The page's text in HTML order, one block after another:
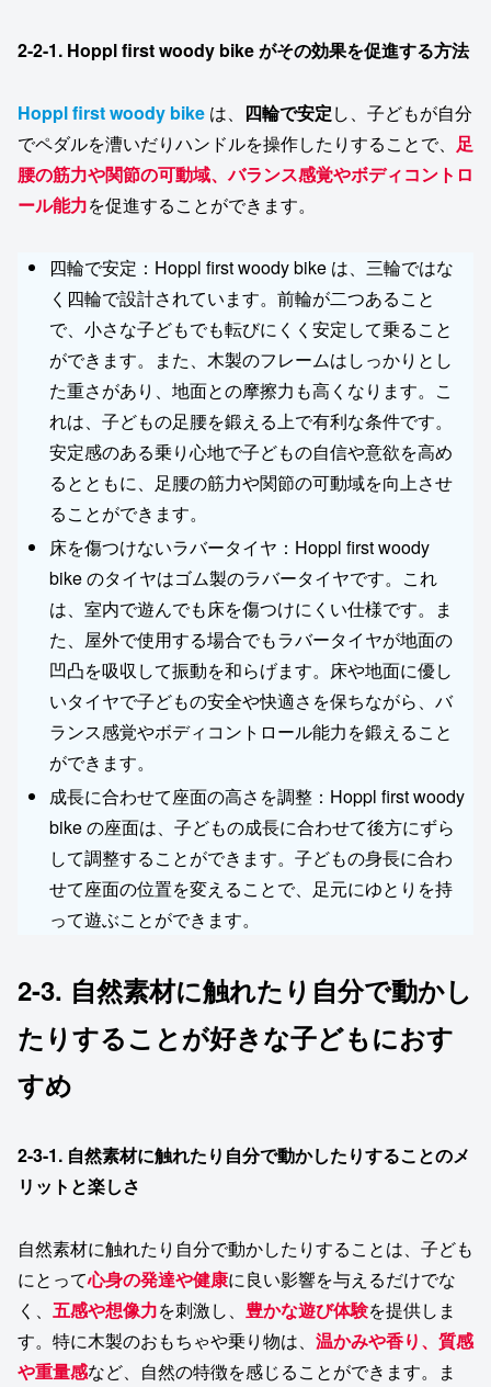
2-2-1. Hoppl first woody bikeがその効果を促進する方法
Hoppl first woody bike は、 四輪で安定し、子どもが自分
でペダルを漕いだりハンドルを操作したりすることで、 足
腰の筋力や関節の可動域、バランス感覚やボディコントロ
ール能力を促進することができます。
四輪で安定：Hoppl first woody bike は、三輪ではな
く四輪で設計されています。前輪が二つあること
で、小さな子どもでも転びにくく安定して乗ること
ができます。また、木製のフレームはしっかりとし
た重さがあり、地面との摩擦力も高くなります。こ
れは、子どもの足腰を鍛える上で有利な条件です。
安定感のある乗り心地で子どもの自信や意欲を高め
るとともに、足腰の筋力や関節の可動域を向上させ
ることができます。
床を傷つけないラバータイヤ：Hoppl first woody
bike のタイヤはゴム製のラバータイヤです。これ
は、室内で遊んでも床を傷つけにくい仕様です。ま
た、屋外で使用する場合でもラバータイヤが地面の
凹凸を吸収して振動を和らげます。床や地面に優し
いタイヤで子どもの安全や快適さを保ちながら、バ
ランス感覚やボディコントロール能力を鍛えること
ができます。
成長に合わせて座面の高さを調整：Hoppl first woody
bike の座面は、子どもの成長に合わせて後方にずら
して調整することができます。子どもの身長に合わ
せて座面の位置を変えることで、足元にゆとりを持
って遊ぶことができます。
2-3. 自然素材に触れたり自分で動かし
たりすることが好きな子どもにおす
すめ
2-3-1. 自然素材に触れたり自分で動かしたりすることのメ
リットと楽しさ
自然素材に触れたり自分で動かしたりすることは、子ども
にとって心身の発達や健康に良い影響を与えるだけでな
く、 五感や想像力を刺激し、 豊かな遊び体験を提供しま
す。特に木製のおもちゃや乗り物は、 温かみや香り、質感
や重量感など、自然の特徴を感じることができます。ま